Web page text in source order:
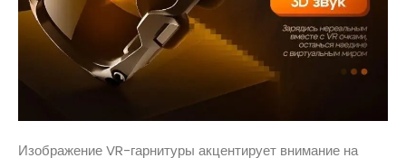
Изображение VR-гарнитуры акцентирует внимание на